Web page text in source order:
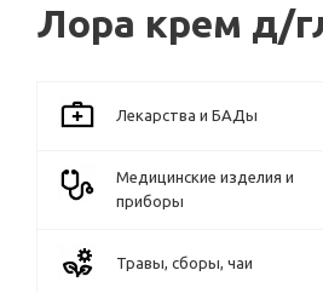
Лора крем д/
Лекарства и БАДы
Медицинские изделия и
приборы
Травы, сборы, чаи